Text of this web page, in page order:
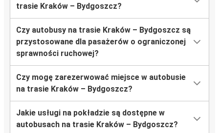
trasie Kraków – Bydgoszcz?
Czy autobusy na trasie Kraków – Bydgoszcz są
przystosowane dla pasażerów o ograniczonej
sprawności ruchowej?
Czy mogę zarezerwować miejsce w autobusie
na trasie Kraków – Bydgoszcz?
Jakie usługi na pokładzie są dostępne w
autobusach na trasie Kraków – Bydgoszcz?